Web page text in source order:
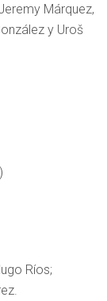
Márquez,
y Uroš
Ríos;